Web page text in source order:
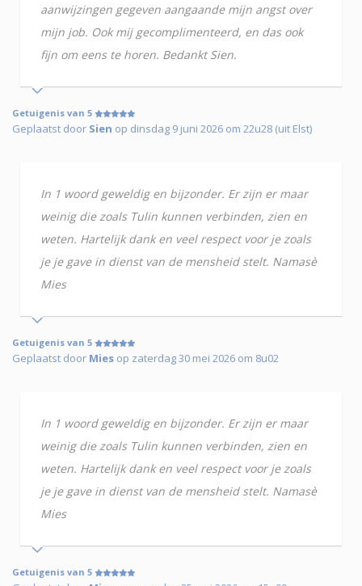
aanwijzingen gegeven aangaande mijn angst over
mijn job. Ook mij gecomplimenteerd, en das ook
fijn om eens te horen. Bedankt Sien.
Getuigenis van 5
Geplaatst door Sien op dinsdag 9 juni 2026 om 22u28 (uit Elst)
In 1 woord geweldig en bijzonder. Er zijn er maar
weinig die zoals Tulin kunnen verbinden, zien en
weten. Hartelijk dank en veel respect voor je zoals
je je gave in dienst van de mensheid stelt. Namasè
Mies
Getuigenis van 5
Geplaatst door Mies op zaterdag 30 mei 2026 om 8u02
In 1 woord geweldig en bijzonder. Er zijn er maar
weinig die zoals Tulin kunnen verbinden, zien en
weten. Hartelijk dank en veel respect voor je zoals
je je gave in dienst van de mensheid stelt. Namasè
Mies
Getuigenis van 5